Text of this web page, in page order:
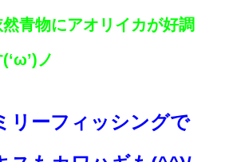
青物にアオリイカが好調
ノ
リーフィッシングで